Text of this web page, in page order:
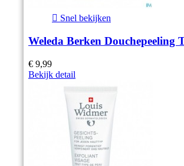
 Snel bekijken
Weleda Berken Douchepeeling
€ 9,99
Bekijk detail